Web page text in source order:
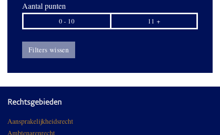
Aantal punten
0 - 10 11 +
Filters wissen
Rechtsgebieden
Aansprakelijkheidsrecht
Ambtenarenrecht